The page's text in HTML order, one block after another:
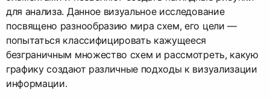
для анализа. Данное визуальное исследование
посвящено разнообразию мира схем, его цели —
попытаться классифицировать кажущееся
безграничным множество схем и рассмотреть, какую
графику создают различные подходы к визуализации
информации.